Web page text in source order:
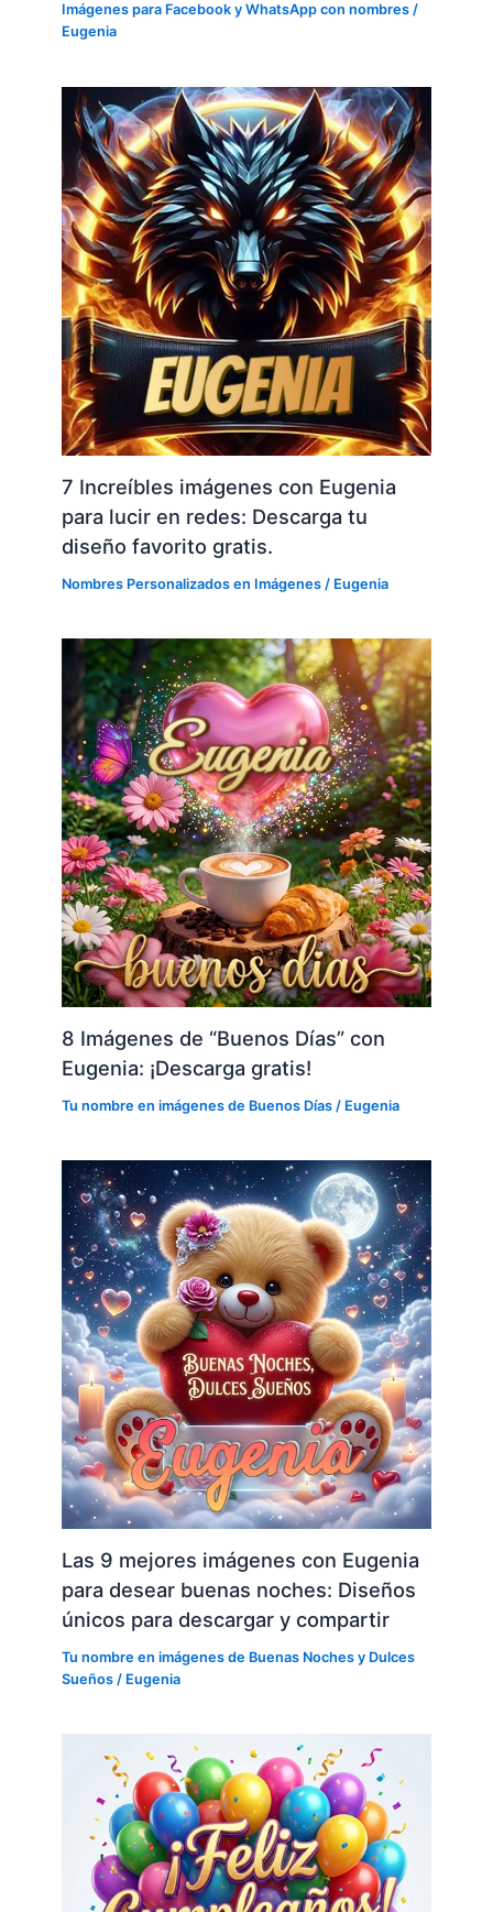
Imágenes para Facebook y WhatsApp con nombres /
Eugenia
7 Increíbles imágenes con Eugenia
para lucir en redes: Descarga tu
diseño favorito gratis.
Nombres Personalizados en Imágenes / Eugenia
8 Imágenes de “Buenos Días” con
Eugenia: ¡Descarga gratis!
Tu nombre en imágenes de Buenos Días / Eugenia
Las 9 mejores imágenes con Eugenia
para desear buenas noches: Diseños
únicos para descargar y compartir
Tu nombre en imágenes de Buenas Noches y Dulces
Sueños / Eugenia